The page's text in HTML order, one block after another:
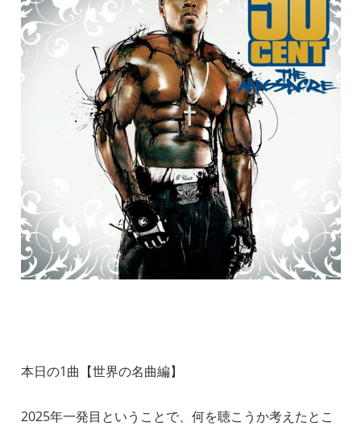
本日の1曲【世界の名曲編】
2025年一発目ということで、何を聴こうか考えたとこ